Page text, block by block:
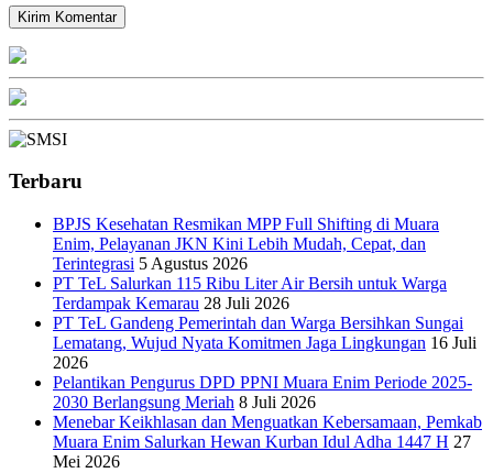
Terbaru
BPJS Kesehatan Resmikan MPP Full Shifting di Muara
Enim, Pelayanan JKN Kini Lebih Mudah, Cepat, dan
Terintegrasi 5 Agustus 2026
PT TeL Salurkan 115 Ribu Liter Air Bersih untuk Warga
Terdampak Kemarau 28 Juli 2026
PT TeL Gandeng Pemerintah dan Warga Bersihkan Sungai
Lematang, Wujud Nyata Komitmen Jaga Lingkungan 16 Juli
2026
Pelantikan Pengurus DPD PPNI Muara Enim Periode 2025-
2030 Berlangsung Meriah 8 Juli 2026
Menebar Keikhlasan dan Menguatkan Kebersamaan, Pemkab
Muara Enim Salurkan Hewan Kurban Idul Adha 1447 H 27
Mei 2026